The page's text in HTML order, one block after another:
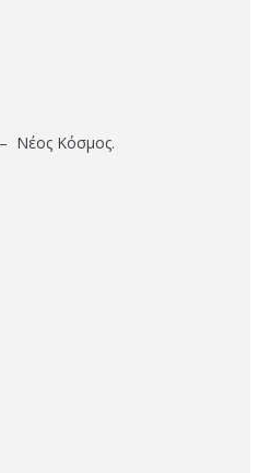
Νέος Κόσμος.